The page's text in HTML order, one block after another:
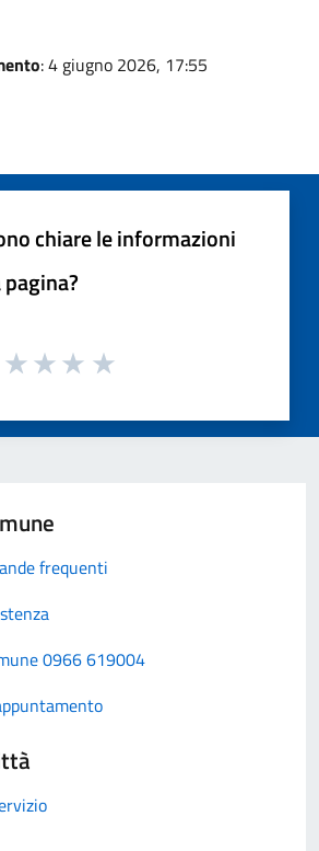
: 4 giugno 2026, 17:55
chiare le informazioni
frequenti
0966 619004